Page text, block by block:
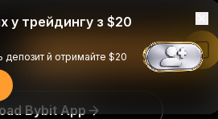
будь-коли!
Bybit App
у трейдингу з $20
депозит й отримайте $20
Читати в застосунку Bybit